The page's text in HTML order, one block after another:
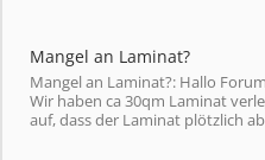
Mangel an Laminat?
Mangel an Laminat?: Hallo
Wir haben ca 30qm Laminat
auf, dass der Laminat plötzlich